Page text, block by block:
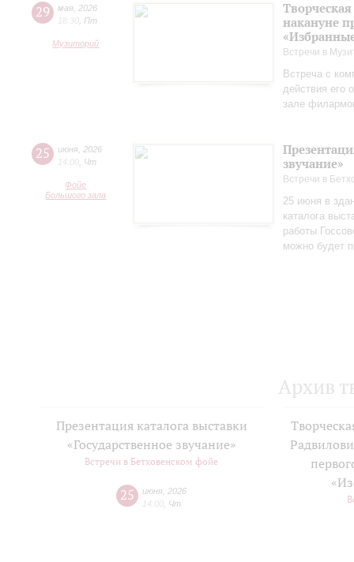
29 мая 2026
18:30
Пт
Музиторий
накануне
Встречи в
Встреча с
действия его
зале
25 июня 2026
Чт
Фойе
Большого зала
звучание»
Встречи в
25 июня в
каталога
работы
можно будет
Архив
Презентация каталога выставки
«Государственное звучание»
Встречи в Бетховенском фойе
25 июня 2026
Чт